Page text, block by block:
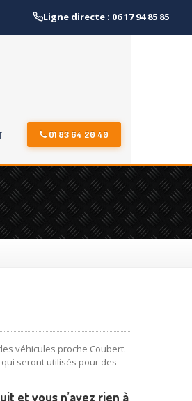
Ligne directe : 06 17 94 85 85
01 83 64 20 40
véhicules proche Coubert.
seront utilisés pour des
et vous n’avez rien à